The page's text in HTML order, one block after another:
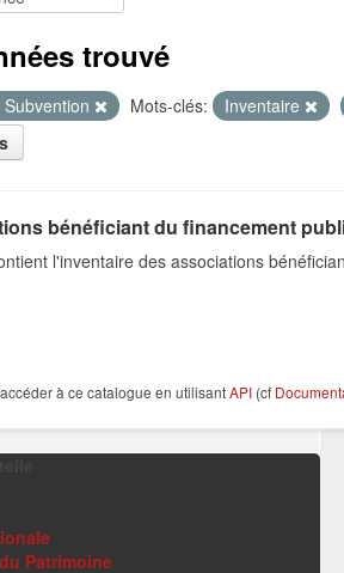
trouvé
Mots-clés:
Inventaire
bénéficiant du financement
l'inventaire des associations
à ce catalogue en utilisantAPI (cf
Patrimoine